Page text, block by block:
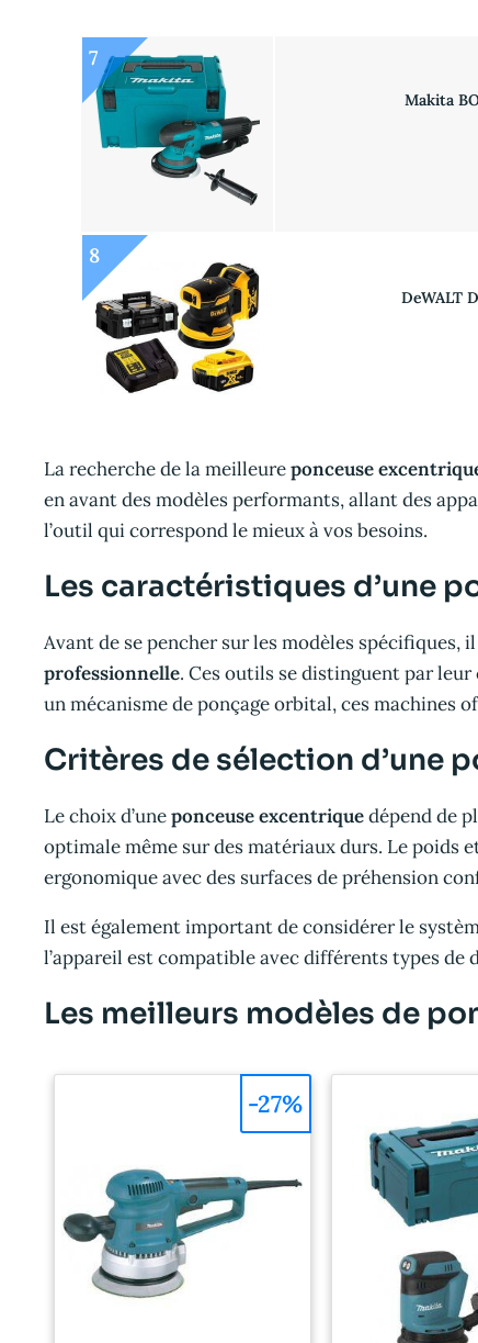
7
Makita
8
DeWALT
La recherche de la meilleureponceuse
en avant des modèles performants, allant des
l’outil qui correspond le mieux à vos besoins.
Les caractéristiques d’une
Avant de se pencher sur les modèles
professionnelle. Ces outils se distinguent par
un mécanisme de ponçage orbital, ces machines
Critères de sélection d’une
Le choix d’uneponceuse excentriquedépend de
optimale même sur des matériaux durs. Le poids
ergonomique avec des surfaces de préhension
Il est également important de considérer le
l’appareil est compatible avec différents types de
Les meilleurs modèles de
-27%